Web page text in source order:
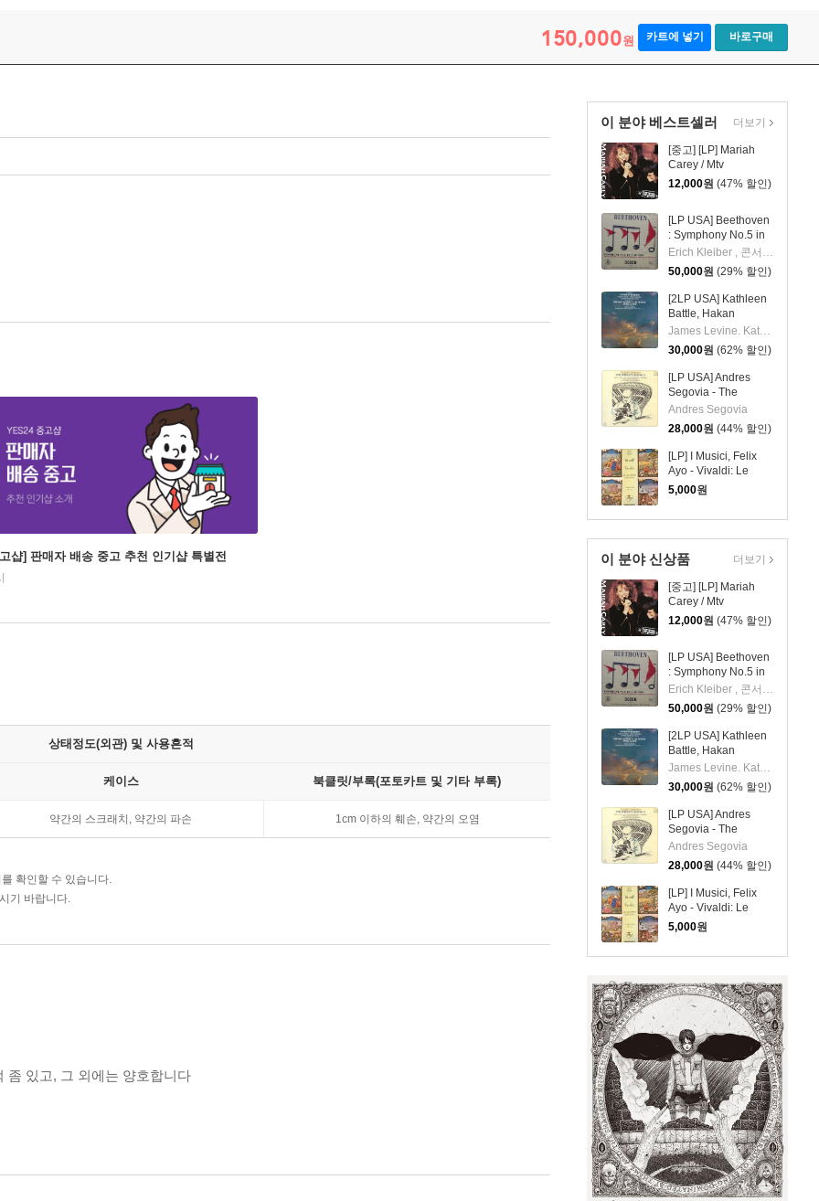
150,000원 카트에 넣기 바로구매
이 분야 베스트셀러
[중고] [LP] Mariah
Carey / Mtv
Unplugged Ep
12,000원 (47% 할인)
[LP USA] Beethoven
: Symphony No.5 in
C minor Op.67 Erich
Kleiber -콘서트헤보
우 오케스트라
(Concetgebouw
Orchestra of
Amaterdam)
(B19105)
Erich Kleiber , 콘서트헤보우 오케스트라
50,000원 (29% 할인)
[2LP USA] Kathleen
Battle, Hakan
Hagegard, James
Levine / Brahms : A
German Requiem
Op. 45 (2LP/ARC2-
5002)
James Levine. Kathleen Battle, Hakan Hagegard
30,000원 (62% 할인)
[LP USA] Andres
Segovia - The
Intimate Guitar 2집
아닌 1집 (ARL1-
0864)
Andres Segovia
28,000원 (44% 할인)
[LP] I Musici, Felix
Ayo - Vivaldi: Le
Quattro Stagioni, The
5,000원
더보기
이 분야 신상품
[중고] [LP] Mariah
Carey / Mtv
Unplugged Ep
12,000원 (47% 할인)
[LP USA] Beethoven
: Symphony No.5 in
C minor Op.67 Erich
Kleiber -콘서트헤보
우 오케스트라
(Concetgebouw
Orchestra of
Amaterdam)
(B19105)
Erich Kleiber , 콘서트헤보우 오케스트라
50,000원 (29% 할인)
[2LP USA] Kathleen
Battle, Hakan
Hagegard, James
Levine / Brahms : A
German Requiem
Op. 45 (2LP/ARC2-
5002)
James Levine. Kathleen Battle, Hakan Hagegard
30,000원 (62% 할인)
[LP USA] Andres
Segovia - The
Intimate Guitar 2집
아닌 1집 (ARL1-
0864)
Andres Segovia
28,000원 (44% 할인)
[LP] I Musici, Felix
Ayo - Vivaldi: Le
Quattro Stagioni, The
5,000원
더보기
샵] 판매자 배송 중고 추천 인기샵 특별전
상태정도(외관) 및 사용흔적
케이스 북클릿/부록(포토카트 및 기타 부록)
약간의 스크래치, 약간의 파손 1cm 이하의 훼손, 약간의 오염
확인할 수 있습니다.
기 바랍니다.
좀 있고, 그 외에는 양호합니다